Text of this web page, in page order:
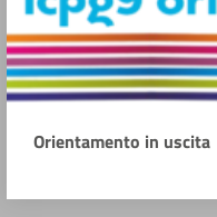
Orientamento in uscita